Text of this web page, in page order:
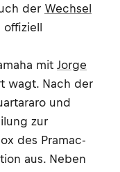
der Wechsel
offiziell
mit Jorge
wagt. Nach der
und
zur
des Pramac-
aus. Neben